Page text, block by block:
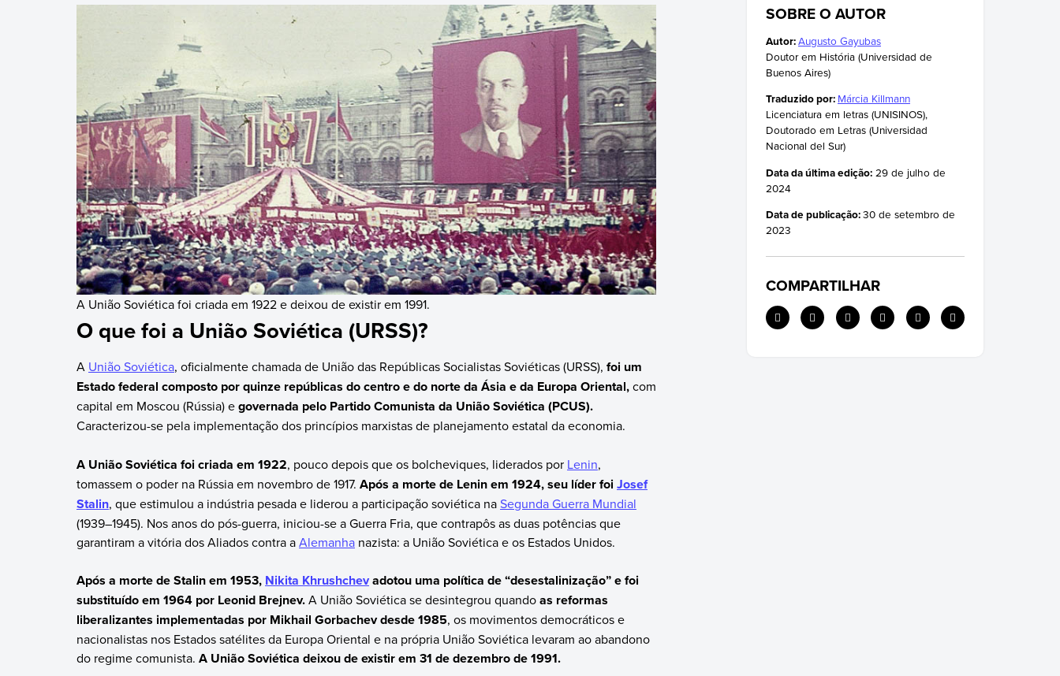
A União Soviética foi criada em 1922 e deixou de existir em 1991.
O que foi a União Soviética (URSS)?
A União Soviética, oficialmente chamada de União das Repúblicas Socialistas Soviéticas (URSS), foi um
Estado federal composto por quinze repúblicas do centro e do norte da Ásia e da Europa Oriental,com
capital em Moscou (Rússia) egovernada pelo Partido Comunista da União Soviética (PCUS).
Caracterizou-se pela implementação dos princípios marxistas de planejamento estatal da economia.
A União Soviética foi criada em 1922, pouco depois que os bolcheviques, liderados por Lenin,
tomassem o poder na Rússia em novembro de 1917. Após a morte de Lenin em 1924, seu líder foiJosef
Stalin, que estimulou a indústria pesada e liderou a participação soviética naSegunda Guerra Mundial
(1939–1945). Nos anos do pós-guerra, iniciou-se a Guerra Fria, que contrapôs as duas potências que
garantiram a vitória dos Aliados contra aAlemanhanazista: a União Soviética e os Estados Unidos.
Após a morte de Stalin em 1953, Nikita Khrushchevadotou uma política de “desestalinização” e foi
substituído em 1964 por Leonid Brejnev.A União Soviética se desintegrou quandoas reformas
liberalizantes implementadas por Mikhail Gorbachev desde 1985, os movimentos democráticos e
nacionalistas nos Estados satélites da Europa Oriental e na própria União Soviética levaram ao abandono
do regime comunista. A União Soviética deixou de existir em 31 de dezembro de 1991.
As reformas de Gorbachev e a
desintegração da União Soviética (1985–
1991)
A dissolução da União Soviética
SOBRE O AUTOR
Autor:Augusto Gayubas
Doutor em História (Universidad de
Buenos Aires)
Traduzido por: Márcia Killmann
Licenciatura em letras (UNISINOS),
Doutorado em Letras (Universidad
Nacional del Sur)
Data da última edição: 29 de julho de
2024
Data de publicação:30 de setembro de
2023
COMPARTILHAR